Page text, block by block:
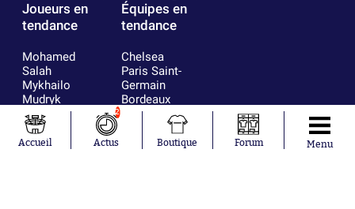
Joueurs en
tendance
Mohamed
Salah
Mykhailo
Mudryk
Neymar
Khalis Merah
Loïs Openda
Équipes en
tendance
Chelsea
Paris Saint-
Germain
Bordeaux
Olympique
Accueil
2
Actus Boutique Forum Menu